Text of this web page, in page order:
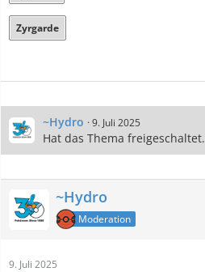
Zyrgarde
~Hydro 9. Juli 2025
Hat das Thema freigeschaltet.
~Hydro
Moderation
9. Juli 2025